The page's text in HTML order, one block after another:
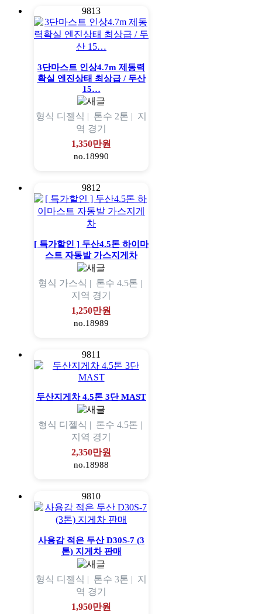
9813
3단마스트 인상4.7m 제동력
확실 엔진상태 최상급 / 두산
15…
형식 디젤식 | 톤수 2톤 | 지
역 경기
1,350만원
no.18990
9812
[ 특가할인 ] 두산4.5톤 하이마
스트 자동발 가스지게차
형식 가스식 | 톤수 4.5톤 |
지역 경기
1,250만원
no.18989
9811
두산지게차 4.5톤 3단 MAST
형식 디젤식 | 톤수 4.5톤 |
지역 경기
2,350만원
no.18988
9810
사용감 적은 두산 D30S-7 (3
톤) 지게차 판매
형식 디젤식 | 톤수 3톤 | 지
역 경기
1,950만원